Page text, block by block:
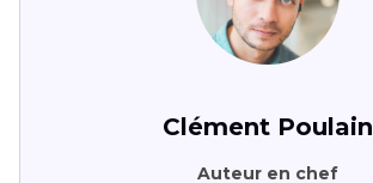
Clément Poulain
Auteur en chef